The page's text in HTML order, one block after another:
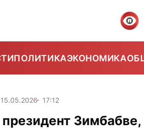
ПОЛИТИКАЭКОНОМИКА
15.05.2026 17:12
Зимбабве,